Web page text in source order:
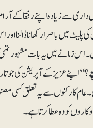
داری سے زیادہ اپنے رفقا کے
میں باصرار کھانا ڈالنا
اس زمانے میں یہ بات مشہور تھی
اپنے عزیز کے آپریشن کی
عام کارکنوں سے یہ تعلق کسی
کو وہ عطا کرتا ہے۔